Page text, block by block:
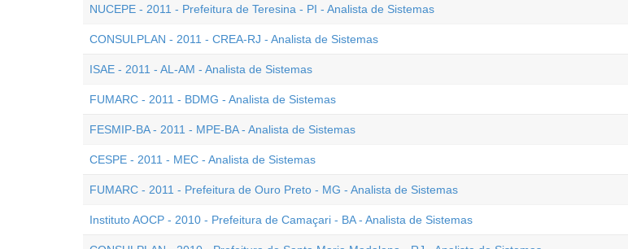
NUCEPE - 2011 - Prefeitura de Teresina - PI - Analista de Sistemas
CONSULPLAN - 2011 - CREA-RJ - Analista de Sistemas
ISAE - 2011 - AL-AM - Analista de Sistemas
FUMARC - 2011 - BDMG - Analista de Sistemas
FESMIP-BA - 2011 - MPE-BA - Analista de Sistemas
CESPE - 2011 - MEC - Analista de Sistemas
FUMARC - 2011 - Prefeitura de Ouro Preto - MG - Analista de Sistemas
Instituto AOCP - 2010 - Prefeitura de Camaçari - BA - Analista de Sistemas